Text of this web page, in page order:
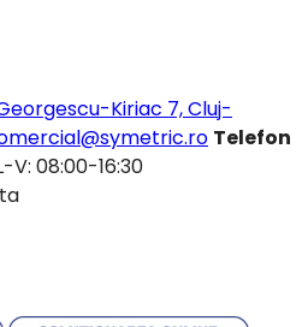
Kiriac 7, Cluj-
Telefon
V: 08:00-16:30